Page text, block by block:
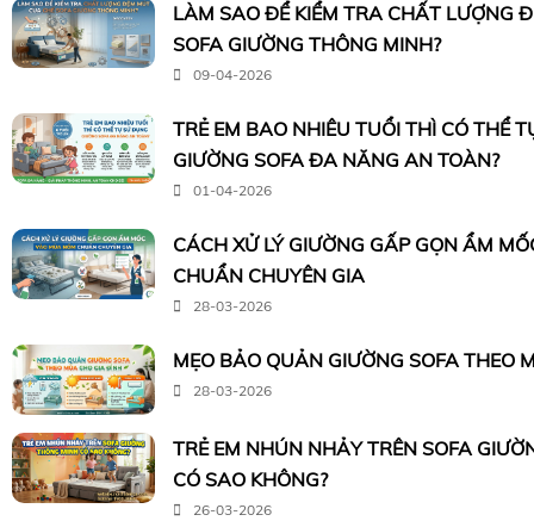
LÀM SAO ĐỂ KIỂM TRA CHẤT LƯỢNG
SOFA GIƯỜNG THÔNG MINH?
09-04-2026
TRẺ EM BAO NHIÊU TUỔI THÌ CÓ THỂ
GIƯỜNG SOFA ĐA NĂNG AN TOÀN?
01-04-2026
CÁCH XỬ LÝ GIƯỜNG GẤP GỌN ẨM
CHUẨN CHUYÊN GIA
28-03-2026
MẸO BẢO QUẢN GIƯỜNG SOFA THEO
28-03-2026
TRẺ EM NHÚN NHẢY TRÊN SOFA
CÓ SAO KHÔNG?
26-03-2026